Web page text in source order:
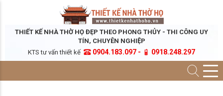
THIẾT KẾ NHÀ THỜ HỌ ĐẸP THEO PHONG THỦY - THI CÔNG UY
TÍN, CHUYÊN NGHIỆP
KTS tư vấn thiết kế
0904.183.097 - 0918.248.297